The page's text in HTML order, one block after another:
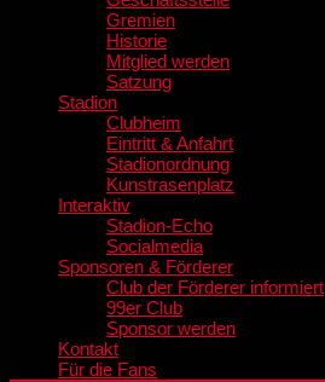
Gremien
Historie
Mitglied werden
Satzung
Stadion
Clubheim
Eintritt & Anfahrt
Stadionordnung
Kunstrasenplatz
Interaktiv
Stadion-Echo
Socialmedia
Sponsoren & Förderer
Club der Förderer informiert
99er Club
Sponsor werden
Kontakt
Für die Fans